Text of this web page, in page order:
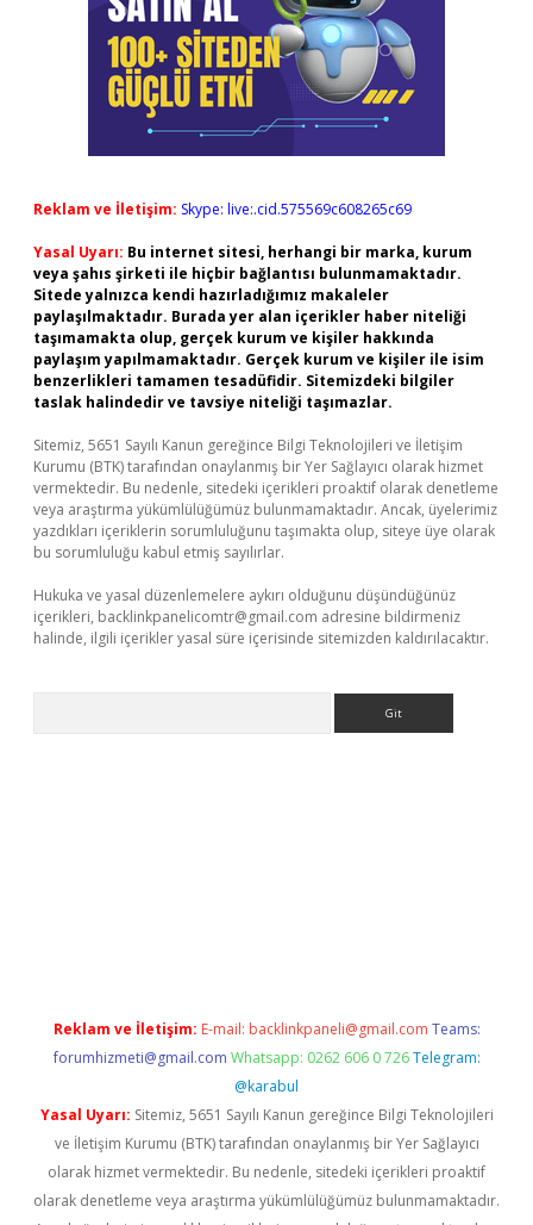
Reklam ve İletişim: Skype: live:.cid.575569c608265c69
Yasal Uyarı: Bu internet sitesi, herhangi bir marka, kurum
veya şahıs şirketi ile hiçbir bağlantısı bulunmamaktadır.
Sitede yalnızca kendi hazırladığımız makaleler
paylaşılmaktadır. Burada yer alan içerikler haber niteliği
taşımamakta olup, gerçek kurum ve kişiler hakkında
paylaşım yapılmamaktadır. Gerçek kurum ve kişiler ile isim
benzerlikleri tamamen tesadüfidir. Sitemizdeki bilgiler
taslak halindedir ve tavsiye niteliği taşımazlar.
Sitemiz, 5651 Sayılı Kanun gereğince Bilgi Teknolojileri ve İletişim
Kurumu (BTK) tarafından onaylanmış bir Yer Sağlayıcı olarak hizmet
vermektedir. Bu nedenle, sitedeki içerikleri proaktif olarak denetleme
veya araştırma yükümlülüğümüz bulunmamaktadır. Ancak, üyelerimiz
yazdıkları içeriklerin sorumluluğunu taşımakta olup, siteye üye olarak
bu sorumluluğu kabul etmiş sayılırlar.
Hukuka ve yasal düzenlemelere aykırı olduğunu düşündüğünüz
içerikleri, backlinkpanelicomtr@gmail.com adresine bildirmeniz
halinde, ilgili içerikler yasal süre içerisinde sitemizden kaldırılacaktır.
Reklam ve İletişim: E-mail: backlinkpaneli@gmail.com Teams:
forumhizmeti@gmail.com Whatsapp: 0262 606 0 726 Telegram:
@karabul
Yasal Uyarı: Sitemiz, 5651 Sayılı Kanun gereğince Bilgi Teknolojileri
ve İletişim Kurumu (BTK) tarafından onaylanmış bir Yer Sağlayıcı
olarak hizmet vermektedir. Bu nedenle, sitedeki içerikleri proaktif
olarak denetleme veya araştırma yükümlülüğümüz bulunmamaktadır.